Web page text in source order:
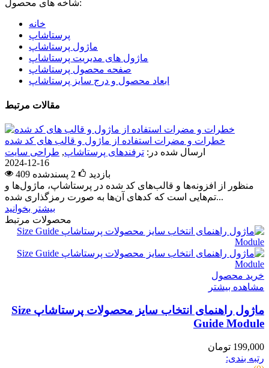
شاخه های محصول:
خانه
پرستاشاپ
ماژول پرستاشاپ
ماژول های مدیریت پرستاشاپ
صفحه محصول پرستاشاپ
ابعاد محصول و درج سایز پرستاشاپ
مقالات مرتبط
خطرات و مضرات استفاده از ماژول و قالب های کد شده
ارسال شده در: ترفندهای پرستاشاپ, طراحی سایت
2024-12-16
409 بازدید
2 پسندشده
منظور از افزونه‌ها و قالب‌های کد شده در پرستاشاپ، ماژول‌ها و
تم‌هایی است که کدهای آن‌ها به صورت رمزگذاری شده...
بیشتر بخوانید
محصولات مرتبط
خرید محصول
مشاهده بیشتر
ماژول راهنمای انتخاب سایز محصولات پرستاشاپ Size
Guide Module
199,000 تومان
رتبه بندی: